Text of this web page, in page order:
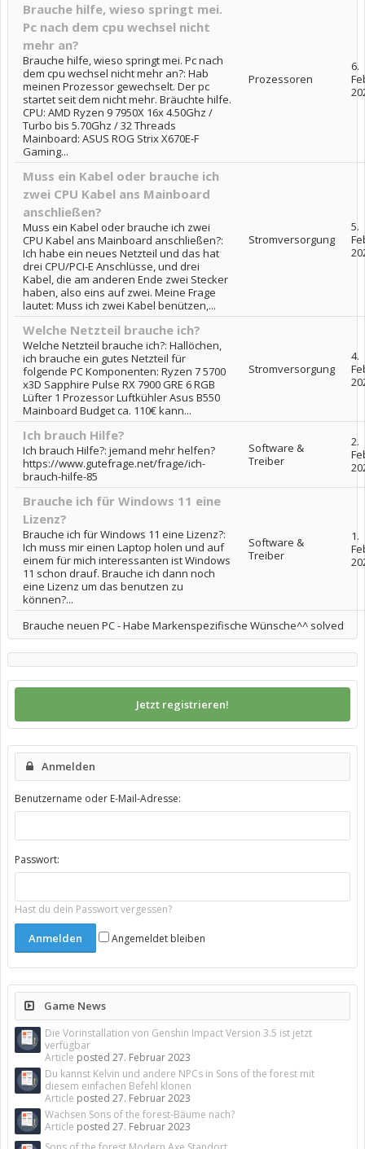
Brauche hilfe, wieso springt mei.
Pc nach dem cpu wechsel nicht
mehr an?
Brauche hilfe, wieso springt mei. Pc nach
dem cpu wechsel nicht mehr an?: Hab
meinen Prozessor gewechselt. Der pc
startet seit dem nicht mehr. Bräuchte hilfe.
CPU: AMD Ryzen 9 7950X 16x 4.50Ghz /
Turbo bis 5.70Ghz / 32 Threads
Mainboard: ASUS ROG Strix X670E-F
Gaming...
Prozessoren
6.
Muss ein Kabel oder brauche ich
zwei CPU Kabel ans Mainboard
anschließen?
Muss ein Kabel oder brauche ich zwei
CPU Kabel ans Mainboard anschließen?:
Ich habe ein neues Netzteil und das hat
drei CPU/PCI-E Anschlüsse, und drei
Kabel, die am anderen Ende zwei Stecker
haben, also eins auf zwei. Meine Frage
lautet: Muss ich zwei Kabel benützen,...
Stromversorgung
5.
Welche Netzteil brauche ich?
Welche Netzteil brauche ich?: Hallöchen,
ich brauche ein gutes Netzteil für
folgende PC Komponenten: Ryzen 7 5700
x3D Sapphire Pulse RX 7900 GRE 6 RGB
Lüfter 1 Prozessor Luftkühler Asus B550
Mainboard Budget ca. 110€ kann...
Stromversorgung
4.
Ich brauch Hilfe?
Ich brauch Hilfe?: jemand mehr helfen?
https://www.gutefrage.net/frage/ich-
brauch-hilfe-85
Software &
Treiber
2.
Brauche ich für Windows 11 eine
Lizenz?
Brauche ich für Windows 11 eine Lizenz?:
Ich muss mir einen Laptop holen und auf
einem für mich interessanten ist Windows
11 schon drauf. Brauche ich dann noch
eine Lizenz um das benutzen zu
können?...
Software &
Treiber
1.
Brauche neuen PC - Habe Markenspezifische Wünsche^^ solved
Jetzt registrieren!
Anmelden
Benutzername oder E-Mail-Adresse:
Passwort:
Hast du dein Passwort vergessen?
Angemeldet bleiben
Game News
Die Vorinstallation von Genshin Impact Version 3.5 ist jetzt
verfügbar
Article posted 27. Februar 2023
Du kannst Kelvin und andere NPCs in Sons of the forest mit
diesem einfachen Befehl klonen
Article posted 27. Februar 2023
Wachsen Sons of the forest-Bäume nach?
Article posted 27. Februar 2023